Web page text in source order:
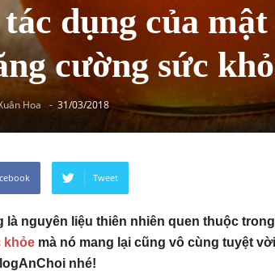
dụng của
cường sức
Hoa - 31/03/2018
Tweet
là nguyên liệu thiên nhiên quen thuộc
khỏe mà nó mang lại cũng vô cùng tuyệt
nhé!